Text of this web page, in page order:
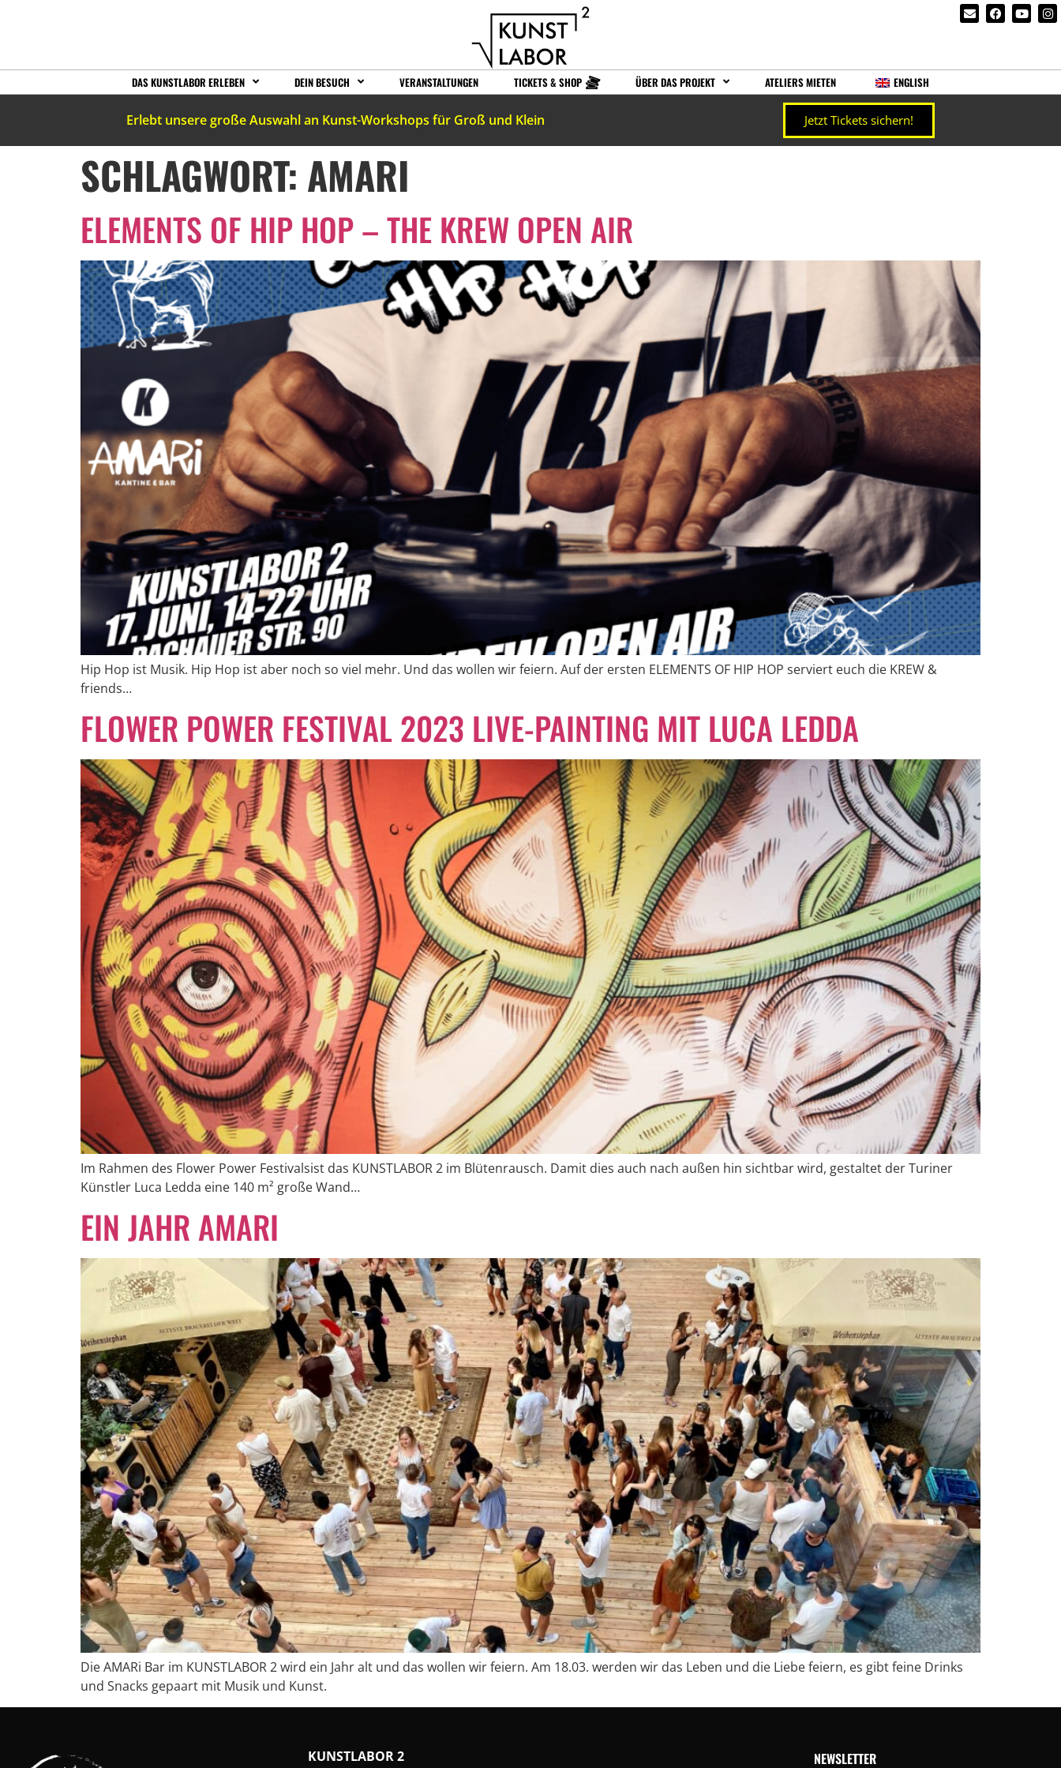
DAS KUNSTLABOR ERLEBEN DEIN BESUCH VERANSTALTUNGEN TICKETS & SHOP ÜBER DAS PROJEKT ATELIERS MIETEN ENGLISH
Erlebt unsere große Auswahl an Kunst-Workshops für Groß und Klein Jetzt Tickets sichern!
SCHLAGWORT: AMARI
ELEMENTS OF HIP HOP – THE KREW OPEN AIR
Hip Hop ist Musik. Hip Hop ist aber noch so viel mehr. Und das wollen wir feiern. Auf der ersten ELEMENTS OF HIP HOP serviert euch die KREW &
friends…
FLOWER POWER FESTIVAL 2023 LIVE-PAINTING MIT LUCA LEDDA
Im Rahmen des Flower Power Festivalsist das KUNSTLABOR 2 im Blütenrausch. Damit dies auch nach außen hin sichtbar wird, gestaltet der Turiner
Künstler Luca Ledda eine 140 m² große Wand…
EIN JAHR AMARI
Die AMARi Bar im KUNSTLABOR 2 wird ein Jahr alt und das wollen wir feiern. Am 18.03. werden wir das Leben und die Liebe feiern, es gibt feine Drinks
und Snacks gepaart mit Musik und Kunst.
KUNSTLABOR 2
NEWSLETTER